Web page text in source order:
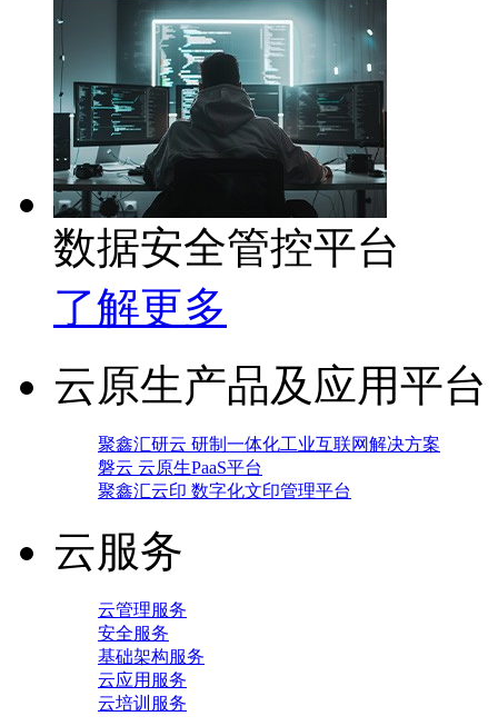
数据安全管控平台
了解更多
云原生产品及应用平台
聚鑫汇研云 研制一体化工业互联网解决方案
磐云 云原生PaaS平台
聚鑫汇云印 数字化文印管理平台
云服务
云管理服务
安全服务
基础架构服务
云应用服务
云培训服务